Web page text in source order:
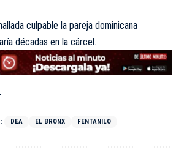
culpable la pareja dominicana
décadas en la cárcel.
DEA EL BRONX FENTANILO